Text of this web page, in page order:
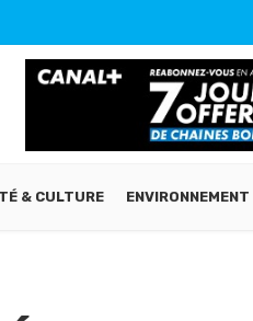
& CULTURE ENVIRONNEMENT